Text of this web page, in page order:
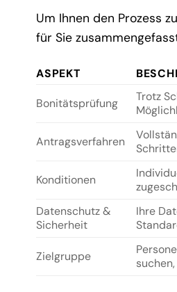
Um Ihnen den Prozess
für Sie
ASPEKT
Bonitätsprüfung
Trotz
Antragsverfahren
Konditionen
Datenschutz &
Sicherheit
Ihre
Zielgruppe